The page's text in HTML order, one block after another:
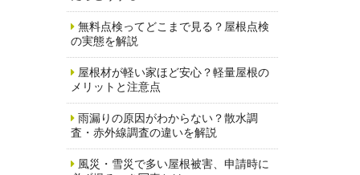
無料点検ってどこまで見る？屋根点検
の実態を解説
屋根材が軽い家ほど安心？軽量屋根の
メリットと注意点
雨漏りの原因がわからない？散水調
査・赤外線調査の違いを解説
風災・雪災で多い屋根被害、申請時に